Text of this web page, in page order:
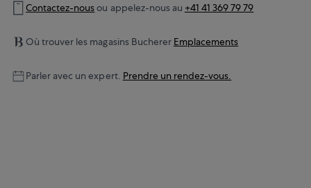
Contactez-nousou appelez-nous au +41 41 369 79 79
Où trouver les magasins Bucherer Emplacements
Parler avec un expert. Prendre un rendez-vous.